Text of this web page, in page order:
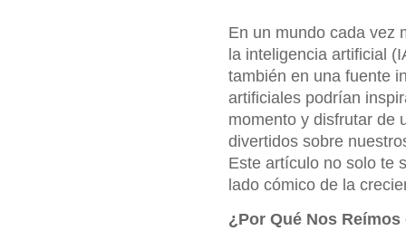
En un mundo cada vez
la inteligencia artificial
también en una fuente
artificiales podrían
momento y disfrutar de
divertidos sobre
Este artículo no solo te
lado cómico de la
¿Por Qué Nos Reímos